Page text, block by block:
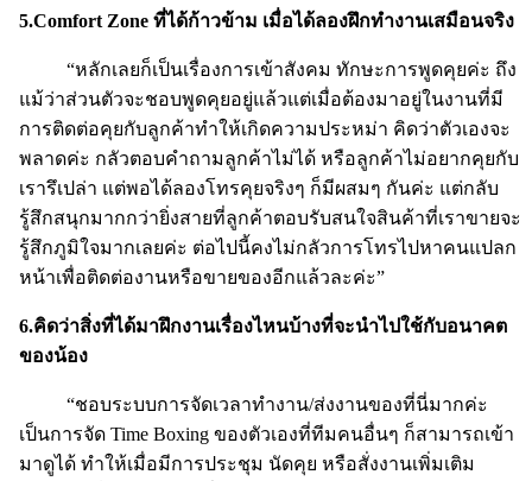
5.Comfort Zone ที่ได้ก้าวข้าม เมื่อได้ลองฝึกทำงานเสมือนจริง
“หลักเลยก็เป็นเรื่องการเข้าสังคม ทักษะการพูดคุยค่ะ ถึง
แม้ว่าส่วนตัวจะชอบพูดคุยอยู่แล้วแต่เมื่อต้องมาอยู่ในงานที่มี
การติดต่อคุยกับลูกค้าทำให้เกิดความประหม่า คิดว่าตัวเองจะ
พลาดค่ะ กลัวตอบคำถามลูกค้าไม่ได้ หรือลูกค้าไม่อยากคุยกับ
เรารึเปล่า แต่พอได้ลองโทรคุยจริงๆ ก็มีผสมๆ กันค่ะ แต่กลับ
รู้สึกสนุกมากกว่ายิ่งสายที่ลูกค้าตอบรับสนใจสินค้าที่เราขายจะ
รู้สึกภูมิใจมากเลยค่ะ ต่อไปนี้คงไม่กลัวการโทรไปหาคนแปลก
หน้าเพื่อติดต่องานหรือขายของอีกแล้วละค่ะ”
6.คิดว่าสิ่งที่ได้มาฝึกงานเรื่องไหนบ้างที่จะนำไปใช้กับอนาคต
ของน้อง
“ชอบระบบการจัดเวลาทำงาน/ส่งงานของที่นี่มากค่ะ
เป็นการจัด Time Boxing ของตัวเองที่ทีมคนอื่นๆ ก็สามารถเข้า
มาดูได้ ทำให้เมื่อมีการประชุม นัดคุย หรือสั่งงานเพิ่มเติม